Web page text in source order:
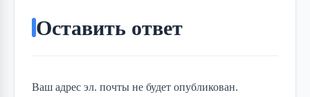
Оставить ответ
Ваш адрес эл. почты не будет опубликован.